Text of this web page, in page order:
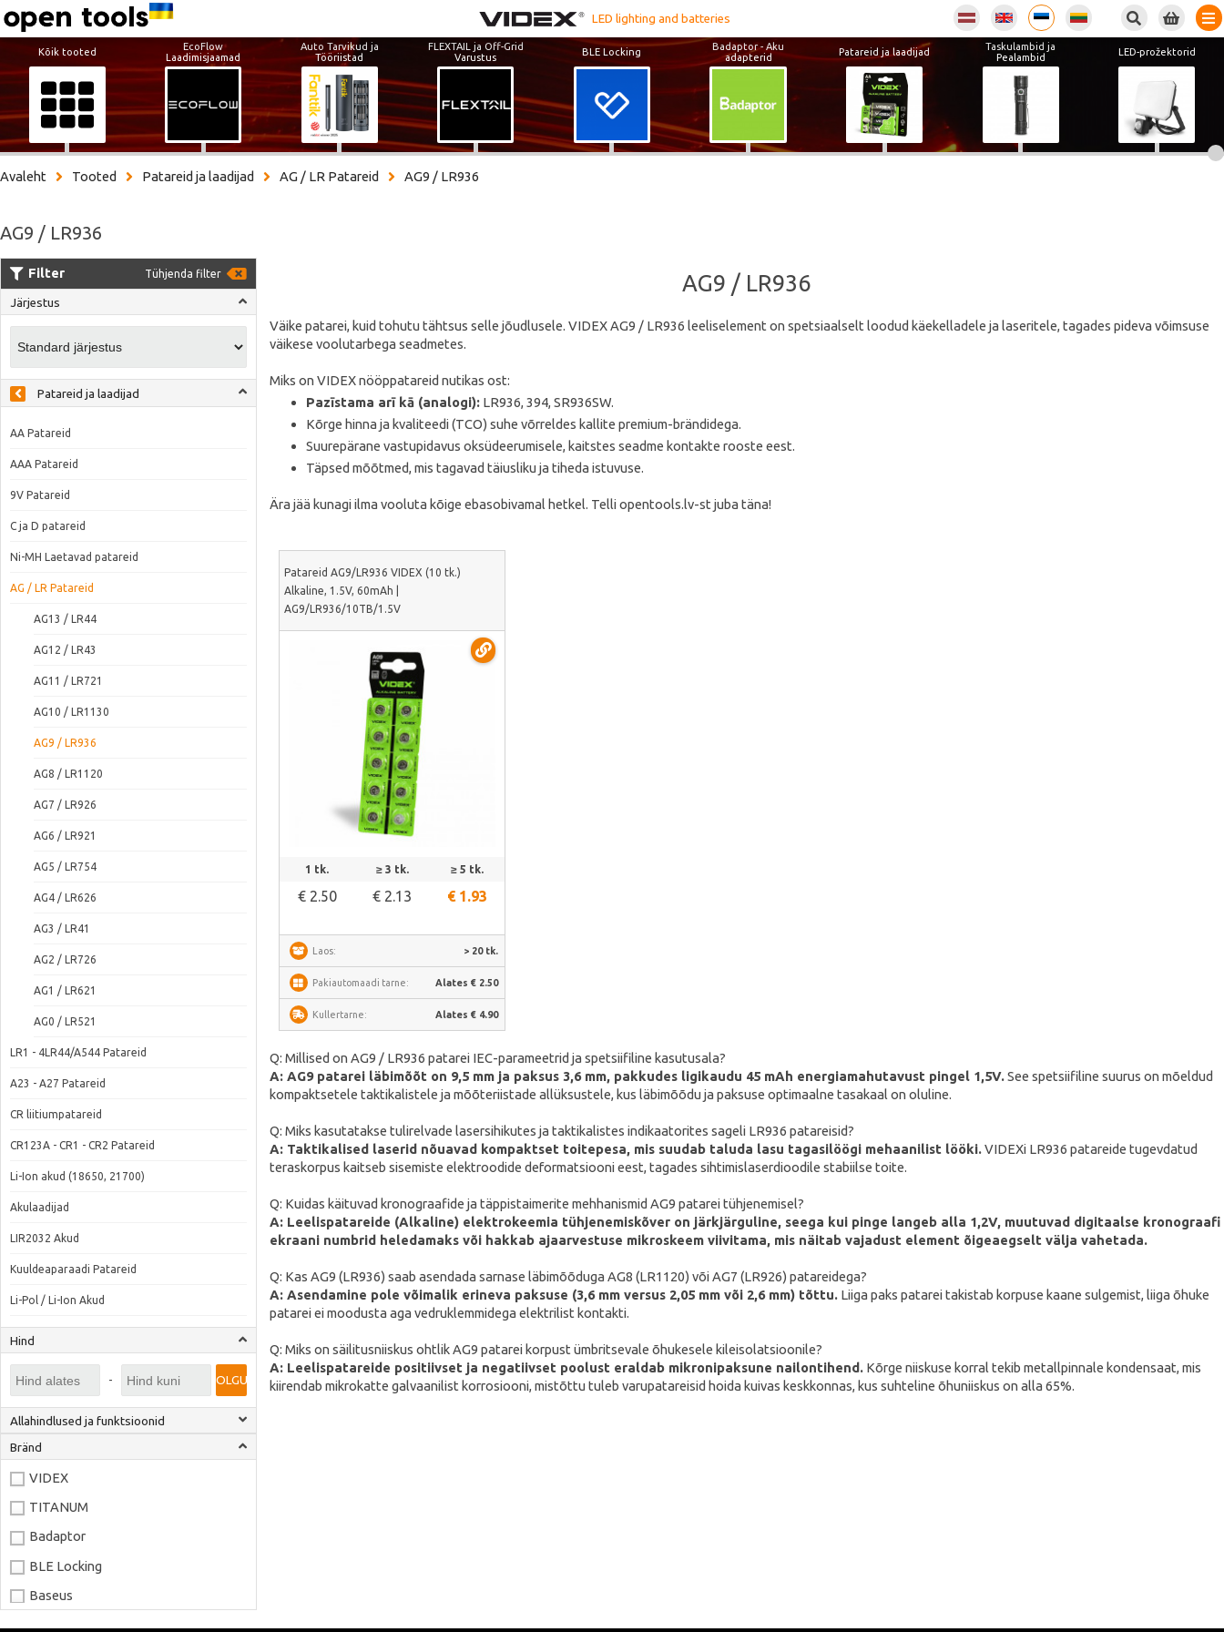
LED lighting and batteries
Kõik tooted
EcoFlow
Laadimisjaamad
Auto Tarvikud ja
Tööriistad
FLEXTAIL ja Off-Grid
Varustus
BLE Locking
Badaptor - Aku
adapterid
Patareid ja laadijad
Taskulambid ja
Pealambid
LED-prožektorid
Avaleht Tooted Patareid ja laadijad AG / LR Patareid AG9 / LR936
AG9 / LR936
Filter Tühjenda filter
Järjestus
Patareid ja laadijad
AA Patareid
AAA Patareid
9V Patareid
C ja D patareid
Ni-MH Laetavad patareid
AG / LR Patareid
AG13 / LR44
AG12 / LR43
AG11 / LR721
AG10 / LR1130
AG9 / LR936
AG8 / LR1120
AG7 / LR926
AG6 / LR921
AG5 / LR754
AG4 / LR626
AG3 / LR41
AG2 / LR726
AG1 / LR621
AG0 / LR521
LR1 - 4LR44/A544 Patareid
A23 - A27 Patareid
CR liitiumpatareid
CR123A - CR1 - CR2 Patareid
Li-Ion akud (18650, 21700)
Akulaadijad
LIR2032 Akud
Kuuldeaparaadi Patareid
Li-Pol / Li-Ion Akud
Hind
- OLGU
Allahindlused ja funktsioonid
Bränd
VIDEX
TITANUM
Badaptor
BLE Locking
Baseus
AG9 / LR936
Väike patarei, kuid tohutu tähtsus selle jõudlusele. VIDEX AG9 / LR936 leeliselement on spetsiaalselt loodud käekelladele ja laseritele, tagades pideva võimsuse
väikese voolutarbega seadmetes.
Miks on VIDEX nööppatareid nutikas ost:
Pazīstama arī kā (analogi):LR936, 394, SR936SW.
Kõrge hinna ja kvaliteedi (TCO) suhe võrreldes kallite premium-brändidega.
Suurepärane vastupidavus oksüdeerumisele, kaitstes seadme kontakte rooste eest.
Täpsed mõõtmed, mis tagavad täiusliku ja tiheda istuvuse.
Ära jää kunagi ilma vooluta kõige ebasobivamal hetkel. Telli opentools.lv-st juba täna!
Patareid AG9/LR936 VIDEX (10 tk.)
Alkaline, 1.5V, 60mAh |
AG9/LR936/10TB/1.5V
1 tk.
€ 2.50
≥ 3 tk.
€ 2.13
≥ 5 tk.
€ 1.93
Laos: > 20 tk.
Pakiautomaadi tarne: Alates € 2.50
Kullertarne: Alates € 4.90
Q: Millised on AG9 / LR936 patarei IEC-parameetrid ja spetsiifiline kasutusala?
A: AG9 patarei läbimõõt on 9,5 mm ja paksus 3,6 mm, pakkudes ligikaudu 45 mAh energiamahutavust pingel 1,5V.See spetsiifiline suurus on mõeldud
kompaktsetele taktikalistele ja mõõteriistade allüksustele, kus läbimõõdu ja paksuse optimaalne tasakaal on oluline.
Q: Miks kasutatakse tulirelvade lasersihikutes ja taktikalistes indikaatorites sageli LR936 patareisid?
A: Taktikalised laserid nõuavad kompaktset toitepesa, mis suudab taluda lasu tagasilöögi mehaanilist lööki.VIDEXi LR936 patareide tugevdatud
teraskorpus kaitseb sisemiste elektroodide deformatsiooni eest, tagades sihtimislaserdioodile stabiilse toite.
Q: Kuidas käituvad kronograafide ja täppistaimerite mehhanismid AG9 patarei tühjenemisel?
A: Leelispatareide (Alkaline) elektrokeemia tühjenemiskõver on järkjärguline, seega kui pinge langeb alla 1,2V, muutuvad digitaalse kronograafi
ekraani numbrid heledamaks või hakkab ajaarvestuse mikroskeem viivitama, mis näitab vajadust element õigeaegselt välja vahetada.
Q: Kas AG9 (LR936) saab asendada sarnase läbimõõduga AG8 (LR1120) või AG7 (LR926) patareidega?
A: Asendamine pole võimalik erineva paksuse (3,6 mm versus 2,05 mm või 2,6 mm) tõttu.Liiga paks patarei takistab korpuse kaane sulgemist, liiga õhuke
patarei ei moodusta aga vedruklemmidega elektrilist kontakti.
Q: Miks on säilitusniiskus ohtlik AG9 patarei korpust ümbritsevale õhukesele kileisolatsioonile?
A: Leelispatareide positiivset ja negatiivset poolust eraldab mikronipaksune nailontihend.Kõrge niiskuse korral tekib metallpinnale kondensaat, mis
kiirendab mikrokatte galvaanilist korrosiooni, mistõttu tuleb varupatareisid hoida kuivas keskkonnas, kus suhteline õhuniiskus on alla 65%.